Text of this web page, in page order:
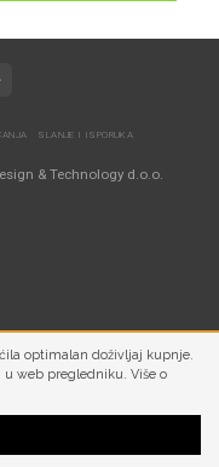
optimalan doživljaj kupnje.
web pregledniku. Više o
SLANJE I ISPORUKA
& Technology d.o.o.